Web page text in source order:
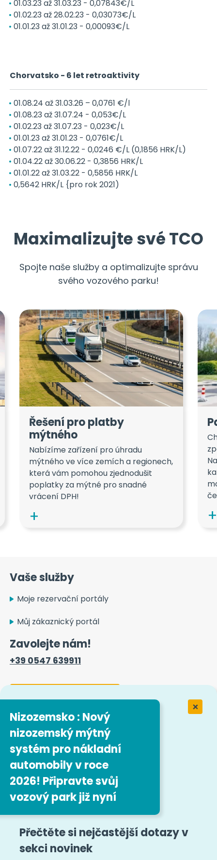
Nizozemsko : Nový
nizozemský mýtný
systém pro nákladní
automobily v roce
2026! Připravte svůj
vozový park již nyní
Přečtěte si nejčastější dotazy v
sekci novinek
01.03.23 až 31.03.23 - 0,07843€/L
01.02.23 až 28.02.23 - 0,03073€/L
01.01.23 až 31.01.23 - 0,00093€/L
Chorvatsko - 6 let retroaktivity
01.08.24 až 31.03.26 – 0,0761 €/l
01.08.23 až 31.07.24 - 0,053€/L
01.02.23 až 31.07.23 - 0,023€/L
01.01.23 až 31.01.23 - 0,0761€/L
01.07.22 až 31.12.22 - 0,0246 €/L (0,1856 HRK/L)
01.04.22 až 30.06.22 - 0,3856 HRK/L
01.01.22 až 31.03.22 - 0,5856 HRK/L
0,5642 HRK/L {pro rok 2021)
Maximalizujte své TCO
Spojte naše služby a optimalizujte správu
svého vozového parku!
Řešení pro platby
mýtného
Nabízíme zařízení pro úhradu
mýtného ve více zemích a regionech,
která vám pomohou zjednodušit
poplatky za mýtné pro snadné
vrácení DPH!
Vaše služby
Moje rezervační portály
Můj zákaznický portál
Zavolejte nám!
+39 0547 639911
Kontaktní formulář
Práce ve společnosti Easytrip
Transport Services
Naše pracovní nabídky
Právní zmínky
Mapa stránek
Všeobecné obchodní podmínky
Sledujte nás